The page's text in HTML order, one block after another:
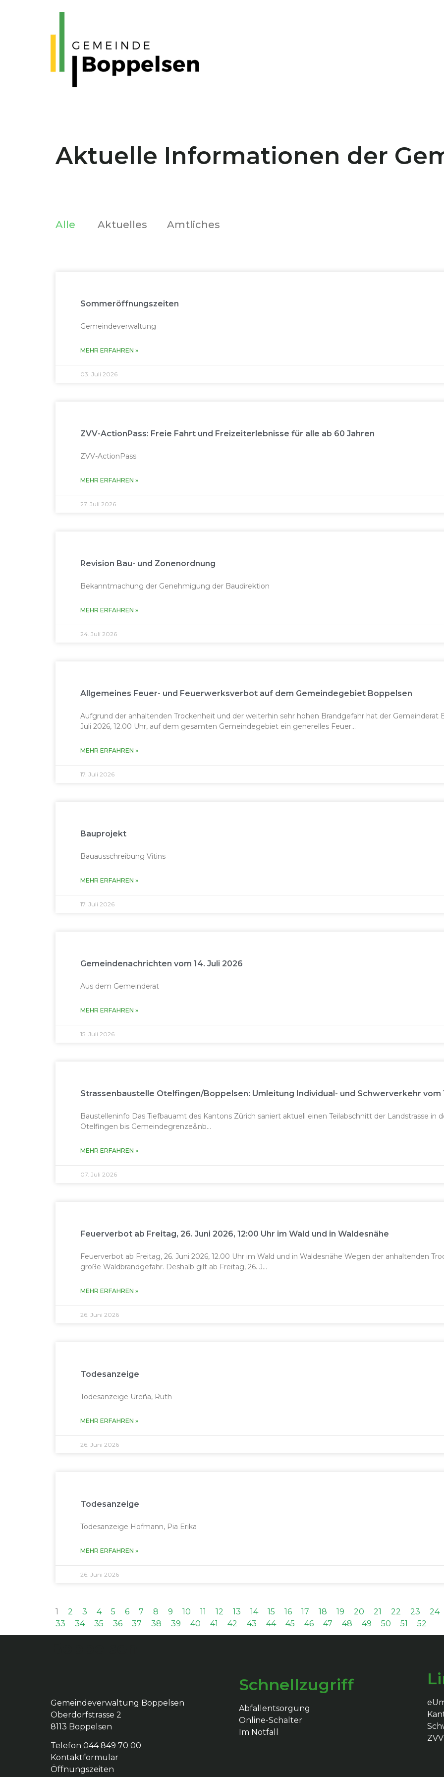
Aktuelle Informationen der
Alle Aktuelles Amtlich­es
Sommeröffnungszeiten
Gemeindeverwaltung
MEHR ERFAH­REN »
03. Juli 2026
ZVV-ActionPass: Freie Fahrt und Freizeiterlebnisse für alle ab 60 Jahren
ZVV-ActionPass
MEHR ERFAH­REN »
27. Juli 2026
Revision Bau- und Zonenordnung
Bekanntmachung der Genehmigung der Baudirektion
MEHR ERFAH­REN »
24. Juli 2026
Allgemeines Feuer- und Feuerwerksverbot auf dem Gemeindegebiet Boppelsen
Aufgrund der anhaltenden Trockenheit und der weiterhin sehr hohen Brandgefahr hat der Gemeinderat
Juli 2026, 12.00 Uhr, auf dem gesamten Gemeindegebiet ein generelles Feuer...
MEHR ERFAH­REN »
17. Juli 2026
Bauprojekt
Bauausschreibung Vitins
MEHR ERFAH­REN »
17. Juli 2026
Gemeindenachrichten vom 14. Juli 2026
Aus dem Gemeinderat
MEHR ERFAH­REN »
15. Juli 2026
Strassenbaustelle Otelfingen/Boppelsen: Umleitung Individual- und Schwerverkehr vom
Baustel­len­in­fo Das Tief­bauamt des Kan­tons Zürich saniert aktuell einen Teil­ab­schnitt der Land­strasse in
Otelfin­gen bis Gemein­de­gren­ze&nb...
MEHR ERFAH­REN »
07. Juli 2026
Feuerverbot ab Freitag, 26. Juni 2026, 12:00 Uhr im Wald und in Waldesnähe
Feuerver­bot ab Fre­itag, 26. Juni 2026, 12.00 Uhr im Wald und in Waldesnähe Wegen der anhal­tenden
große Wald­brandge­fahr. Deshalb gilt ab Fre­itag, 26. J...
MEHR ERFAH­REN »
26. Juni 2026
Todesanzeige
Todesanzeige Ureña, Ruth
MEHR ERFAH­REN »
26. Juni 2026
Todesanzeige
Todesanzeige Hofmann, Pia Erika
MEHR ERFAH­REN »
26. Juni 2026
1 2 3 4 5 6 7 8 9 10 11 12 13 14 15 16 17 18 19 20 21 22 23 24
33
34 35 36 37 38 39 40 41 42 43 44 45 46 47 48 49 50 51 52
Gemeindeverwaltung Boppelsen
Oberdorfstrasse 2
8113 Boppelsen
Telefon 044 849 70 00
Kontaktformular
Öffnungszeiten
Schnellzugriff
Abfallentsorgung
Online-Schalter
Im Notfall
ZVV